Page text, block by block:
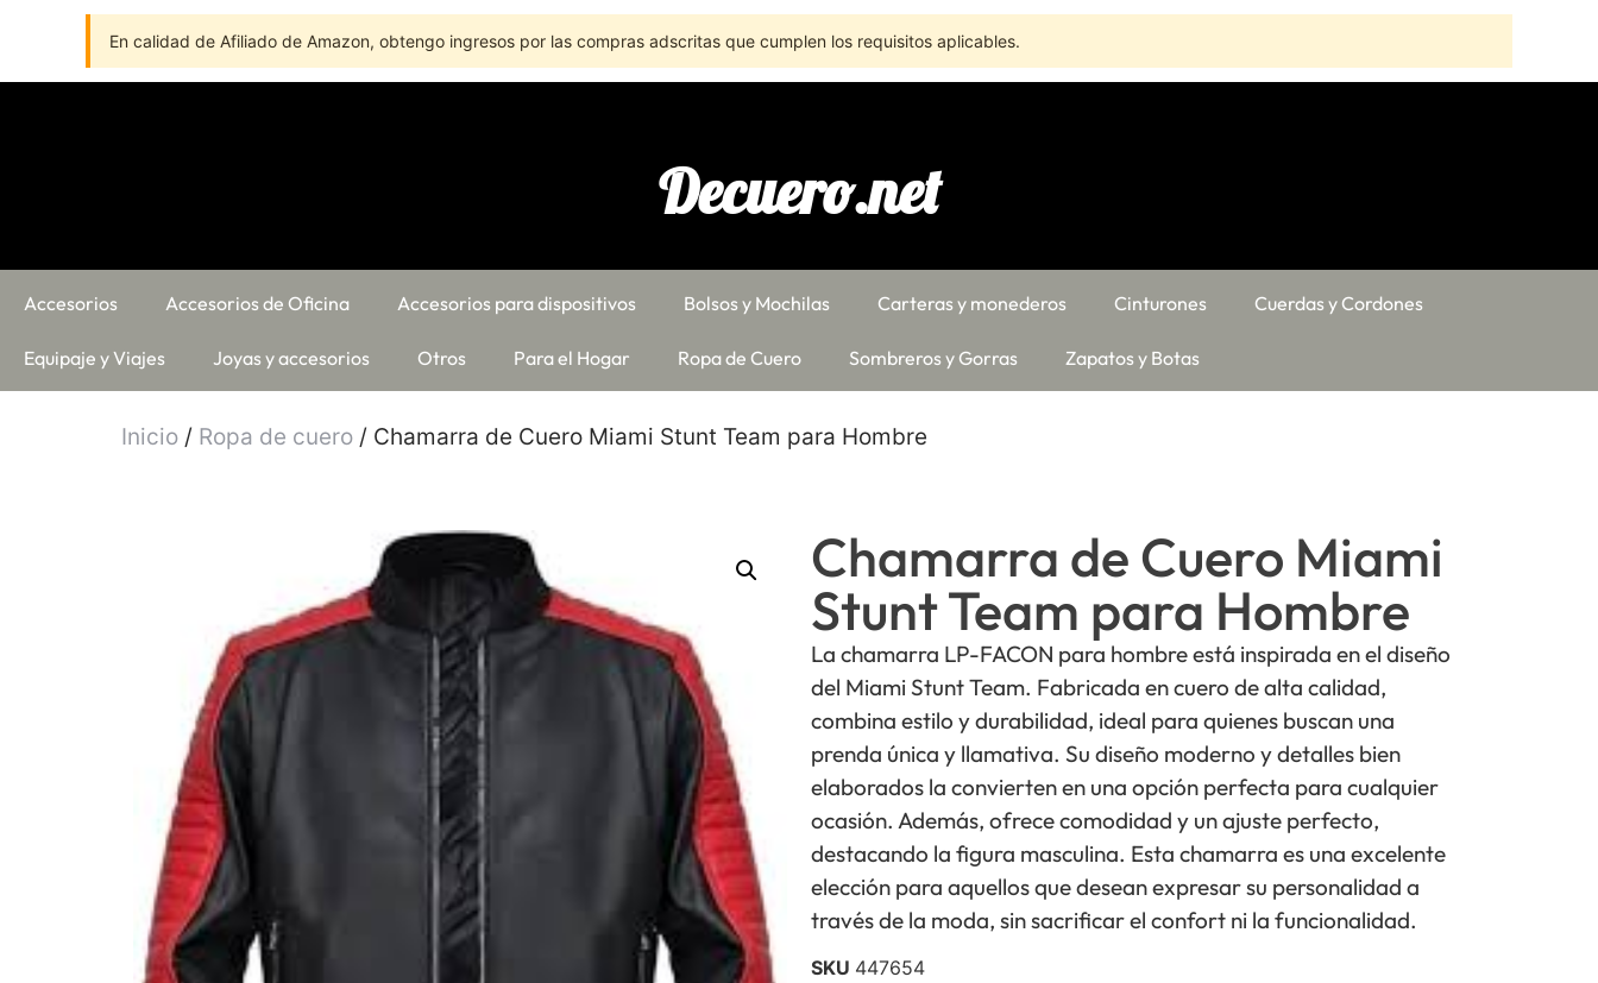
En calidad de Afiliado de Amazon, obtengo ingresos por las compras adscritas que cumplen los requisitos aplicables.
Decuero.net
Accesorios Accesorios de Oficina Accesorios para dispositivos Bolsos y Mochilas Carteras y monederos Cinturones Cuerdas y Cordones
Equipaje y Viajes Joyas y accesorios Otros Para el Hogar Ropa de Cuero Sombreros y Gorras Zapatos y Botas
Inicio / Ropa de cuero / Chamarra de Cuero Miami Stunt Team para Hombre
Chamarra de Cuero Miami
Stunt Team para Hombre
La chamarra LP-FACON para hombre está inspirada en el diseño
del Miami Stunt Team. Fabricada en cuero de alta calidad,
combina estilo y durabilidad, ideal para quienes buscan una
prenda única y llamativa. Su diseño moderno y detalles bien
elaborados la convierten en una opción perfecta para cualquier
ocasión. Además, ofrece comodidad y un ajuste perfecto,
destacando la figura masculina. Esta chamarra es una excelente
elección para aquellos que desean expresar su personalidad a
través de la moda, sin sacrificar el confort ni la funcionalidad.
SKU 447654